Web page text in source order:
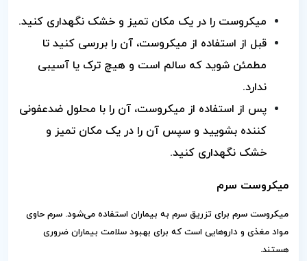
میکروست را در یک مکان تمیز و خشک نگهداری کنید.
قبل از استفاده از میکروست، آن را بررسی کنید تا
مطمئن شوید که سالم است و هیچ ترک یا آسیبی
ندارد.
پس از استفاده از میکروست، آن را با محلول ضدعفونی
کننده بشویید و سپس آن را در یک مکان تمیز و
خشک نگهداری کنید.
میکروست سرم
میکروست سرم برای تزریق سرم به بیماران استفاده می‌شود. سرم حاوی
مواد مغذی و داروهایی است که برای بهبود سلامت بیماران ضروری
هستند.